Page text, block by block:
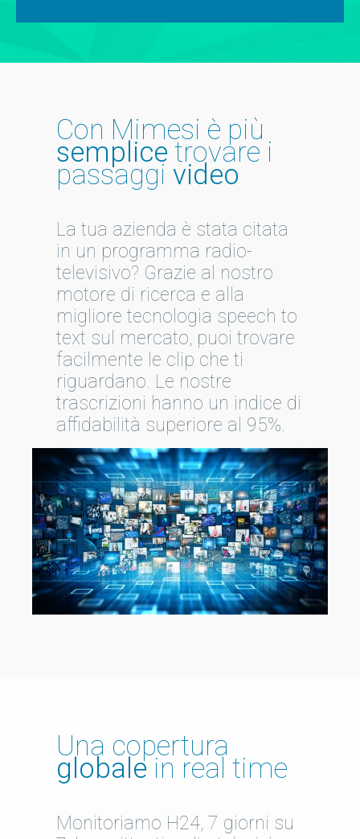
Con Mimesi è più
semplice trovare i
passaggi video
La tua azienda è stata citata
in un programma radio-
televisivo? Grazie al nostro
motore di ricerca e alla
migliore tecnologia speech to
text sul mercato, puoi trovare
facilmente le clip che ti
riguardano. Le nostre
trascrizioni hanno un indice di
affidabilità superiore al 95%.
Una copertura
globale in real time
Monitoriamo H24, 7 giorni su